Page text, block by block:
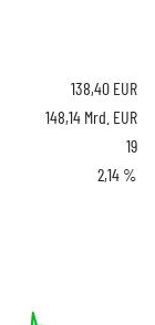
138,40 EUR
148,14 Mrd. EUR
19
2,14 %